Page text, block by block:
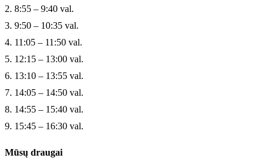
2. 8:55 – 9:40 val.
3. 9:50 – 10:35 val.
4. 11:05 – 11:50 val.
5. 12:15 – 13:00 val.
6. 13:10 – 13:55 val.
7. 14:05 – 14:50 val.
8. 14:55 – 15:40 val.
9. 15:45 – 16:30 val.
Mūsų draugai